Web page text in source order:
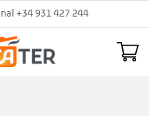
+34 931 427 244